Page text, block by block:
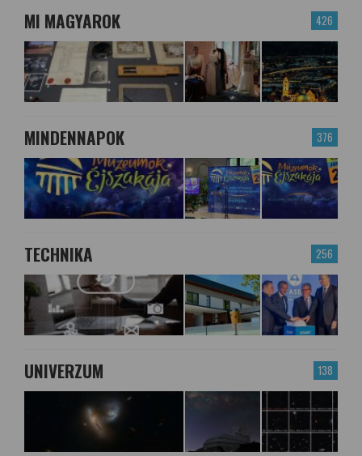
426
MI MAGYAROK
376
MINDENNAPOK
256
TECHNIKA
138
UNIVERZUM